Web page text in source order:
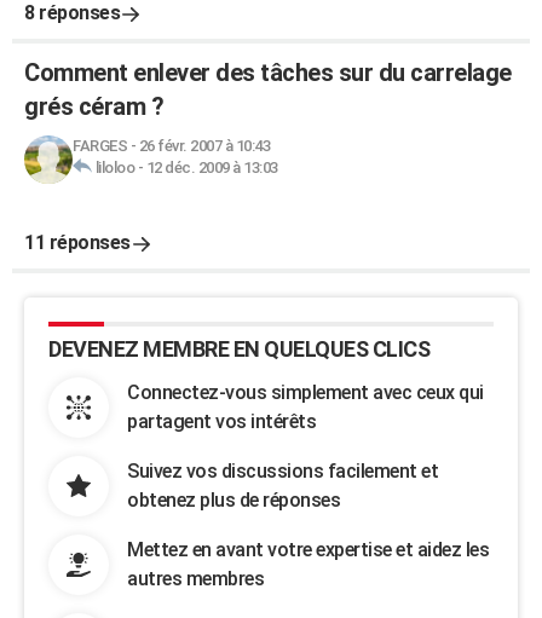
8 réponses
Comment enlever des tâches sur du carrelage
grés céram ?
FARGES - 26 févr. 2007 à 10:43
liloloo- 12 déc. 2009 à 13:03
11 réponses
DEVENEZ MEMBRE EN QUELQUES CLICS
Connectez-vous simplement avec ceux qui
partagent vos intérêts
Suivez vos discussions facilement et
obtenez plus de réponses
Mettez en avant votre expertise et aidez les
autres membres